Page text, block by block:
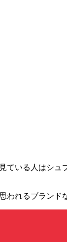
いる人はシュ
れるブランド